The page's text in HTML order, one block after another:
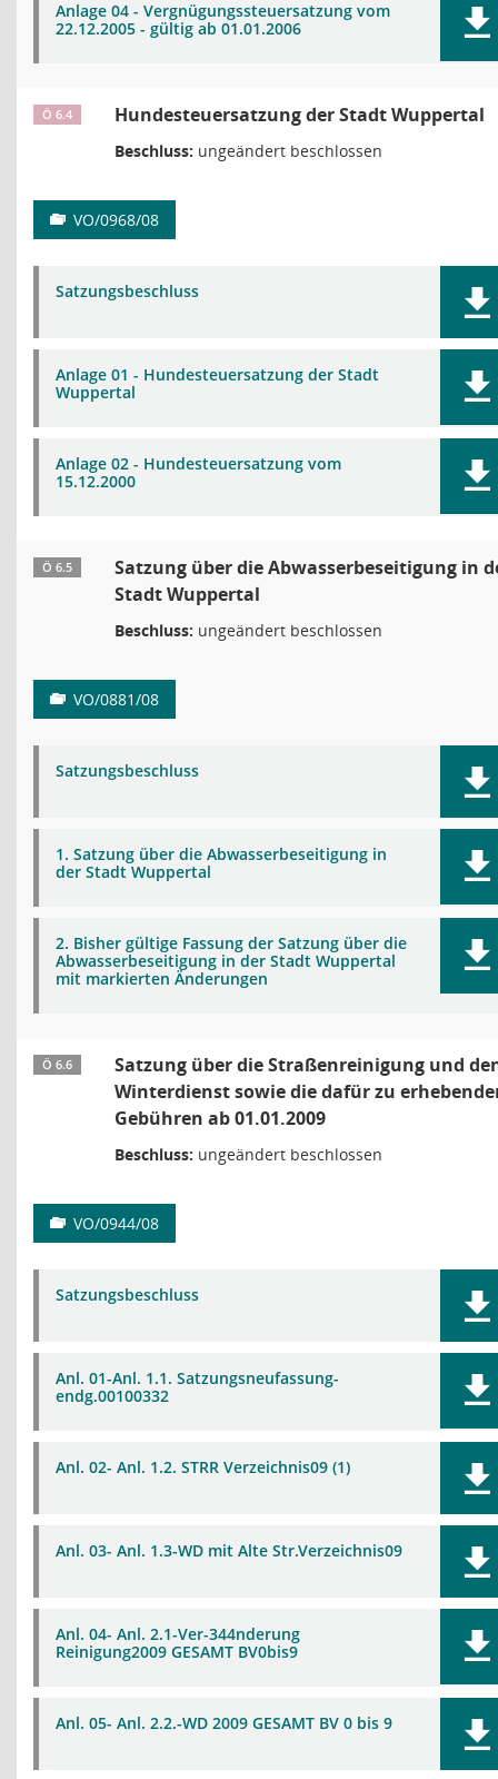
Anlage 04 - Vergnügungssteuersatzung vom
22.12.2005 - gültig ab 01.01.2006
Ö 6.4 Hundesteuersatzung der Stadt Wuppertal
Beschluss: ungeändert beschlossen
VO/0968/08
Satzungsbeschluss
Anlage 01 - Hundesteuersatzung der Stadt
Wuppertal
Anlage 02 - Hundesteuersatzung vom
15.12.2000
Ö 6.5
Satzung über die Abwasserbeseitigung in
Stadt Wuppertal
Beschluss: ungeändert beschlossen
VO/0881/08
Satzungsbeschluss
1. Satzung über die Abwasserbeseitigung in
der Stadt Wuppertal
2. Bisher gültige Fassung der Satzung über die
Abwasserbeseitigung in der Stadt Wuppertal
mit markierten Änderungen
Ö 6.6
Satzung über die Straßenreinigung und
Winterdienst sowie die dafür zu
Gebühren ab 01.01.2009
Beschluss: ungeändert beschlossen
VO/0944/08
Satzungsbeschluss
Anl. 01-Anl. 1.1. Satzungsneufassung-
endg.00100332
Anl. 02- Anl. 1.2. STRR Verzeichnis09 (1)
Anl. 03- Anl. 1.3-WD mit Alte Str.Verzeichnis09
Anl. 04- Anl. 2.1-Ver-344nderung
Reinigung2009 GESAMT BV0bis9
Anl. 05- Anl. 2.2.-WD 2009 GESAMT BV 0 bis 9